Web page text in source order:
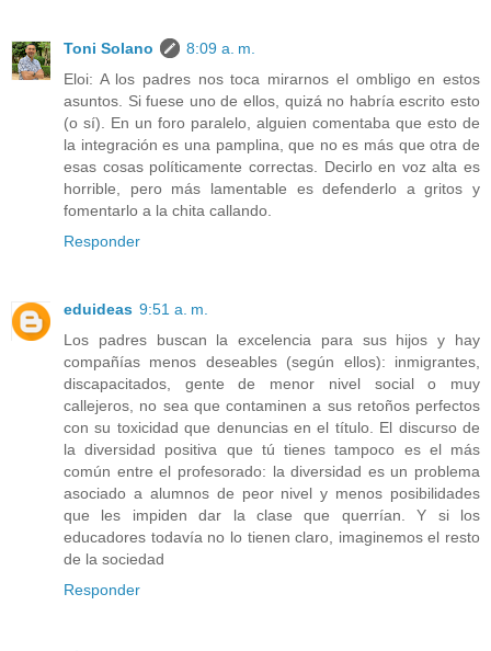
Toni Solano
8:09 a. m.
Eloi: A los padres nos toca mirarnos el ombligo en estos
asuntos. Si fuese uno de ellos, quizá no habría escrito esto
(o sí). En un foro paralelo, alguien comentaba que esto de
la integración es una pamplina, que no es más que otra de
esas cosas políticamente correctas. Decirlo en voz alta es
horrible, pero más lamentable es defenderlo a gritos y
fomentarlo a la chita callando.
Responder
eduideas 9:51 a. m.
Los padres buscan la excelencia para sus hijos y hay
compañías menos deseables (según ellos): inmigrantes,
discapacitados, gente de menor nivel social o muy
callejeros, no sea que contaminen a sus retoños perfectos
con su toxicidad que denuncias en el título. El discurso de
la diversidad positiva que tú tienes tampoco es el más
común entre el profesorado: la diversidad es un problema
asociado a alumnos de peor nivel y menos posibilidades
que les impiden dar la clase que querrían. Y si los
educadores todavía no lo tienen claro, imaginemos el resto
de la sociedad
Responder